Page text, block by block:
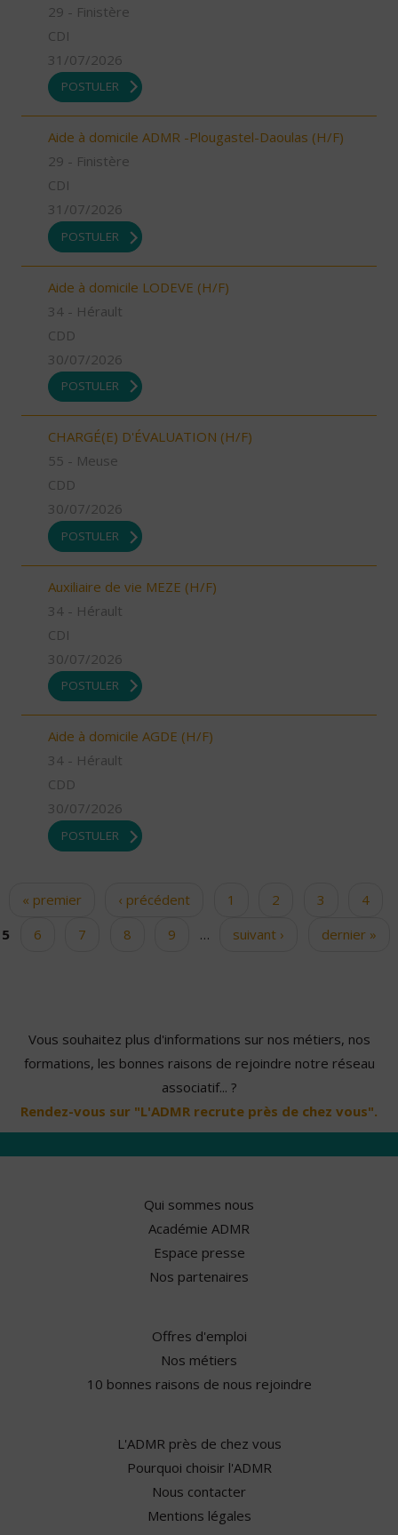
29 - Finistère
CDI
31/07/2026
POSTULER
Aide à domicile ADMR -Plougastel-Daoulas (H/F)
29 - Finistère
CDI
31/07/2026
POSTULER
Aide à domicile LODEVE (H/F)
34 - Hérault
CDD
30/07/2026
POSTULER
CHARGÉ(E) D'ÉVALUATION (H/F)
55 - Meuse
CDD
30/07/2026
POSTULER
Auxiliaire de vie MEZE (H/F)
34 - Hérault
CDI
30/07/2026
POSTULER
Aide à domicile AGDE (H/F)
34 - Hérault
CDD
30/07/2026
POSTULER
Pages
« premier ‹ précédent 1 2 3
4
5
6 7 8 9 … suivant › dernier »
Vous souhaitez plus d'informations sur nos métiers, nos
formations, les bonnes raisons de rejoindre notre réseau
associatif... ?
Rendez-vous sur "L'ADMR recrute près de chez vous".
Qui sommes nous
Académie ADMR
Espace presse
Nos partenaires
Offres d'emploi
Nos métiers
10 bonnes raisons de nous rejoindre
L'ADMR près de chez vous
Pourquoi choisir l'ADMR
Nous contacter
Mentions légales